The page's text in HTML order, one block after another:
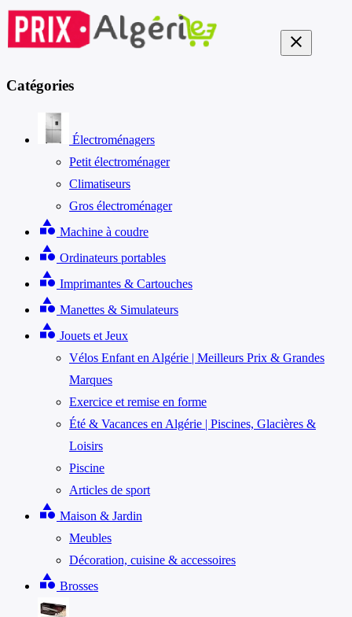
close
Catégories
Électroménagers
Petit électroménager
Climatiseurs
Gros électroménager
category Machine à coudre
category Ordinateurs portables
category Imprimantes & Cartouches
category Manettes & Simulateurs
category Jouets et Jeux
Vélos Enfant en Algérie | Meilleurs Prix & Grandes
Marques
Exercice et remise en forme
Été & Vacances en Algérie | Piscines, Glacières &
Loisirs
Piscine
Articles de sport
category Maison & Jardin
Meubles
Décoration, cuisine & accessoires
category Brosses